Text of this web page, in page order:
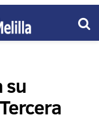
su